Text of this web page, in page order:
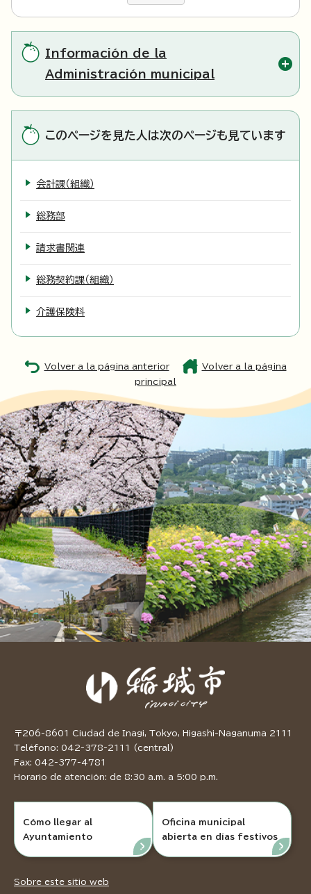
Información de la
Administración municipal
このページを見た人は次のページも見ています
会計課（組織）
総務部
請求書関連
総務契約課（組織）
介護保険料
Volver a la página anterior
Volver a la página
principal
〒206-8601 Ciudad de Inagi, Tokyo, Higashi-Naganuma 2111
Teléfono: 042-378-2111 (central)
Fax: 042-377-4781
Horario de atención: de 8:30 a.m. a 5:00 p.m.
Cómo llegar al
Ayuntamiento
Oficina municipal
abierta en días festivos
Sobre este sitio web